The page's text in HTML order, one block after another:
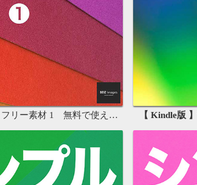
リー素材 1 無料で使える写真素材集 【 Kindle版 】